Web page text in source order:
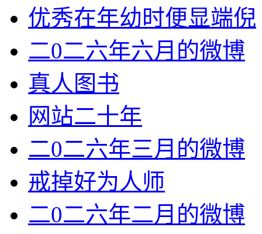
优秀在年幼时便显端倪
二0二六年六月的微博
真人图书
网站二十年
二0二六年三月的微博
戒掉好为人师
二0二六年二月的微博